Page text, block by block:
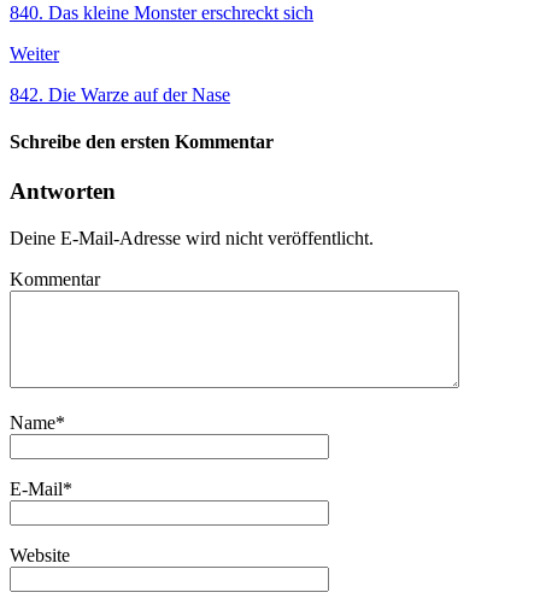
840. Das kleine Monster erschreckt sich
Weiter
842. Die Warze auf der Nase
Schreibe den ersten Kommentar
Antworten
Deine E-Mail-Adresse wird nicht veröffentlicht.
Kommentar
Name*
E-Mail*
Website